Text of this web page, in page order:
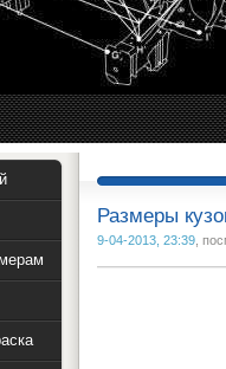
Размеры
9-04-2013, 23:39,